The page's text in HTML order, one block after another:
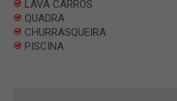
LAVA CARROS
QUADRA
CHURRASQUEIRA
PISCINA